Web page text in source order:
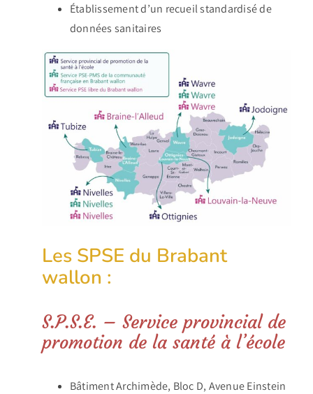
Établissement d’un recueil standardisé de
données sanitaires
Les SPSE du Brabant
wallon :
S.P.S.E. – Service provincial de
promotion de la santé à l’école
Bâtiment Archimède, Bloc D, Avenue Einstein